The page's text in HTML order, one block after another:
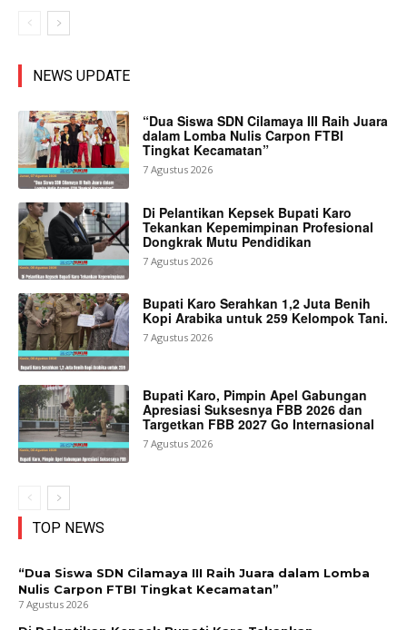
NEWS UPDATE
“Dua Siswa SDN Cilamaya III Raih Juara
dalam Lomba Nulis Carpon FTBI
Tingkat Kecamatan”
7 Agustus 2026
Di Pelantikan Kepsek Bupati Karo
Tekankan Kepemimpinan Profesional
Dongkrak Mutu Pendidikan
7 Agustus 2026
Bupati Karo Serahkan 1,2 Juta Benih
Kopi Arabika untuk 259 Kelompok Tani.
7 Agustus 2026
Bupati Karo, Pimpin Apel Gabungan
Apresiasi Suksesnya FBB 2026 dan
Targetkan FBB 2027 Go Internasional
7 Agustus 2026
TOP NEWS
“Dua Siswa SDN Cilamaya III Raih Juara dalam Lomba
Nulis Carpon FTBI Tingkat Kecamatan”
7 Agustus 2026